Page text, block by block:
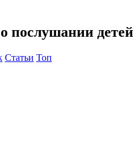
послушании детей
Статьи Топ